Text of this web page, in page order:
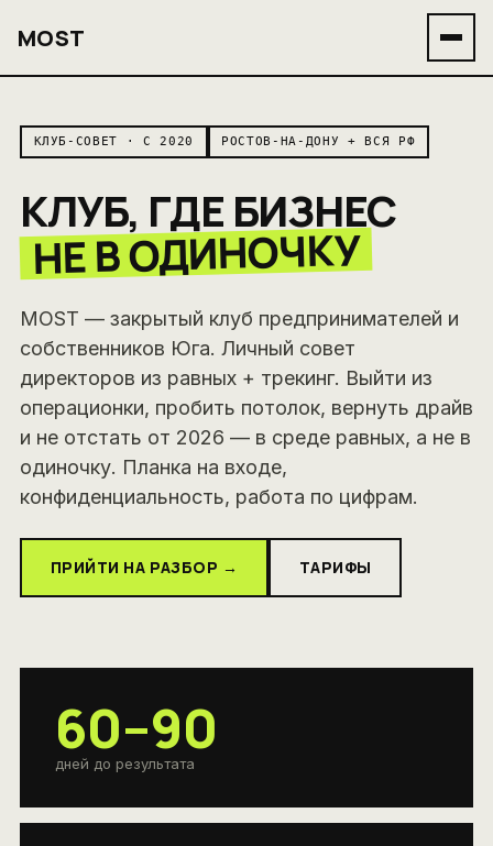
MOST
КЛУБ-СОВЕТ · С 2020 РОСТОВ-НА-ДОНУ + ВСЯ РФ
КЛУБ, ГДЕ БИЗНЕС
НЕ В ОДИНОЧКУ
MOST — закрытый клуб предпринимателей и
собственников Юга. Личный совет
директоров из равных + трекинг. Выйти из
операционки, пробить потолок, вернуть драйв
и не отстать от 2026 — в среде равных, а не в
одиночку. Планка на входе,
конфиденциальность, работа по цифрам.
ПРИЙТИ НА РАЗБОР → ТАРИФЫ
60–90
дней до результата